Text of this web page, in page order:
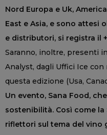
Nord Europa e Uk,
East e Asia, e sono attesi
e distributori, si registra il
Saranno, inoltre, presenti
Analyst, dagli Uffici Ice
questa edizione (Usa,
Un evento, Sana Food,
sostenibilità. Così come
riflettori sul tema del vino